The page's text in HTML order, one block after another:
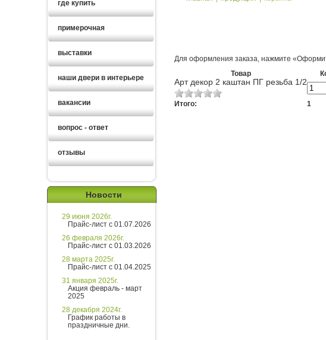
где купить
примерочная
выставки
наши двери в интерьере
вакансии
вопрос - ответ
отзывы
Новости
29 июня 2026г.
Прайс-лист с 01.07.2026
26 февраля 2026г.
Прайс-лист с 01.03.2026
28 марта 2025г.
Прайс-лист с 01.04.2025
31 января 2025г.
Акция февраль - март
2025
28 декабря 2024г.
График работы в
праздничные дни.
Для оформления заказа, нажмите
Товар
Арт декор 2 каштан ПГ резьба 1/2
Итого:
1